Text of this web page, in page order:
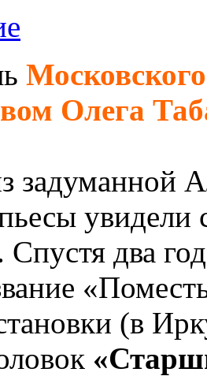
Олега
задуманной
увидели
два
(в